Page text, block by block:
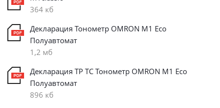
364 кб
Декларация Тонометр OMRON M1 Eco
Полуавтомат
1,2 мб
Декларация ТР ТС Тонометр OMRON M1 Eco
Полуавтомат
896 кб